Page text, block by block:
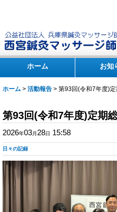
ホーム お知
ホーム > 活動報告 > 第93回(令和7年度)
第93回(令和7年度)定期
2026年03月 28日 15:58
日々の記録